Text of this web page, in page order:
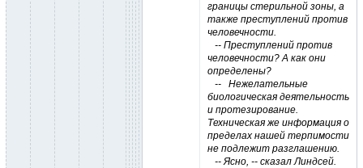
границы стерильной зоны, а
также преступлений против
человечности.
-- Преступлений против
человечности? А как они
определены?
-- Нежелательные
биологическая деятельность
и протезирование.
Техническая же информация о
пределах нашей терпимости
не подлежит разглашению.
-- Ясно, -- сказал Линдсей.